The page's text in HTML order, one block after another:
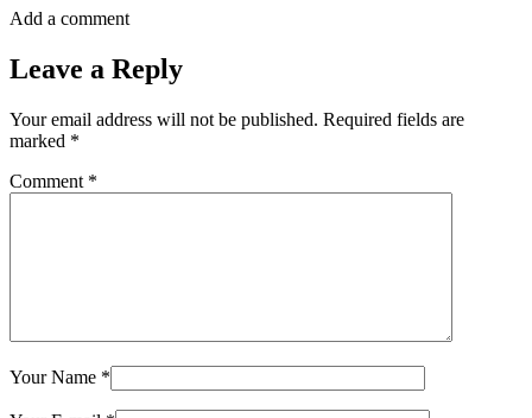
Add a comment
Leave a Reply
Your email address will not be published. Required fields are
marked *
Comment *
Your Name *